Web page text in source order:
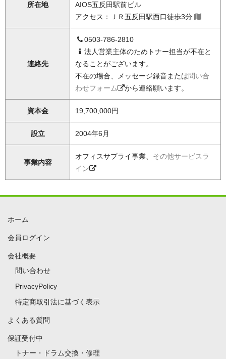
所在地
AIOS五反田駅前ビル
アクセス：ＪＲ五反田駅西口徒歩3分
連絡先
0503-786-2810
法人営業主体のためトナー担当が不在と
なることがございます。
不在の場合、メッセージ録音または問い合
わせフォーム
から連絡願います。
資本金 19,700,000円
設立 2004年6月
事業内容
オフィスサプライ事業、 その他サービスラ
イン
ホーム
会員ログイン
会社概要
問い合わせ
PrivacyPolicy
特定商取引法に基づく表示
よくある質問
保証受付中
トナー・ドラム交換・修理